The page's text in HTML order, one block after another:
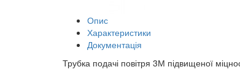
Опис
Характеристики
Документація
Трубка подачі повітря 3М підвищеної